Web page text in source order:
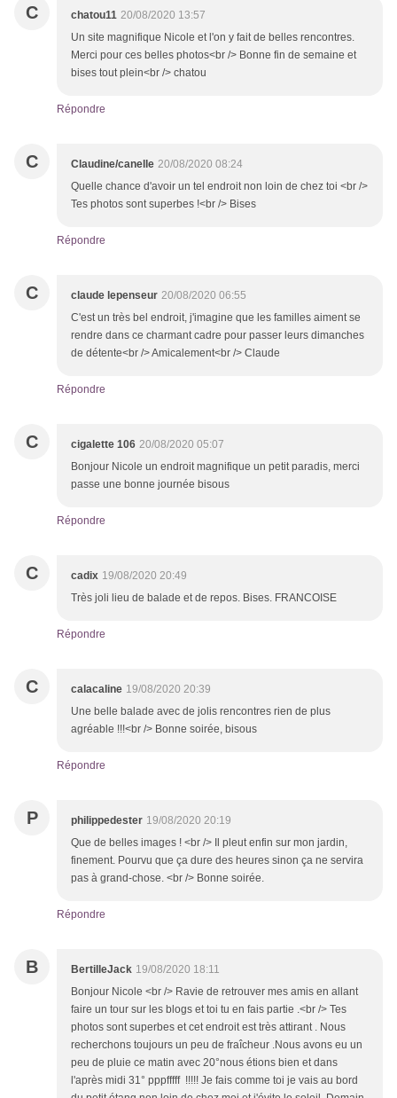
C chatou11 20/08/2020 13:57
Un site magnifique Nicole et l'on y fait de belles rencontres.
Merci pour ces belles photos<br /> Bonne fin de semaine et
bises tout plein<br /> chatou
Répondre
C Claudine/canelle 20/08/2020 08:24
Quelle chance d'avoir un tel endroit non loin de chez toi <br />
Tes photos sont superbes !<br /> Bises
Répondre
C claude lepenseur 20/08/2020 06:55
C'est un très bel endroit, j'imagine que les familles aiment se
rendre dans ce charmant cadre pour passer leurs dimanches
de détente<br /> Amicalement<br /> Claude
Répondre
C cigalette 106 20/08/2020 05:07
Bonjour Nicole un endroit magnifique un petit paradis, merci
passe une bonne journée bisous
Répondre
C cadix 19/08/2020 20:49
Très joli lieu de balade et de repos. Bises. FRANCOISE
Répondre
C calacaline 19/08/2020 20:39
Une belle balade avec de jolis rencontres rien de plus
agréable !!!<br /> Bonne soirée, bisous
Répondre
P philippedester 19/08/2020 20:19
Que de belles images ! <br /> Il pleut enfin sur mon jardin,
finement. Pourvu que ça dure des heures sinon ça ne servira
pas à grand-chose. <br /> Bonne soirée.
Répondre
B BertilleJack 19/08/2020 18:11
Bonjour Nicole <br /> Ravie de retrouver mes amis en allant
faire un tour sur les blogs et toi tu en fais partie .<br /> Tes
photos sont superbes et cet endroit est très attirant . Nous
recherchons toujours un peu de fraîcheur .Nous avons eu un
peu de pluie ce matin avec 20°nous étions bien et dans
l'après midi 31° pppfffff !!!!! Je fais comme toi je vais au bord